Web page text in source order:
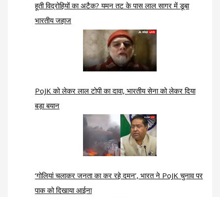
हूती विद्रोहियों का अटैक? यमन तट के पास लाल सागर में डूबा
भारतीय जहाज
PoJK को लेकर लाल टोपी का दावा, भारतीय सेना को लेकर दिया
बड़ा बयान
‘गोलियां चलाकर जनता का कर रहे दमन’, भारत ने PoJK चुनाव पर
पाक को दिखाया आईना